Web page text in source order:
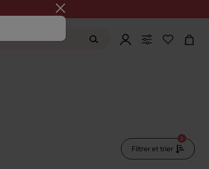
Filtrer et trier
2